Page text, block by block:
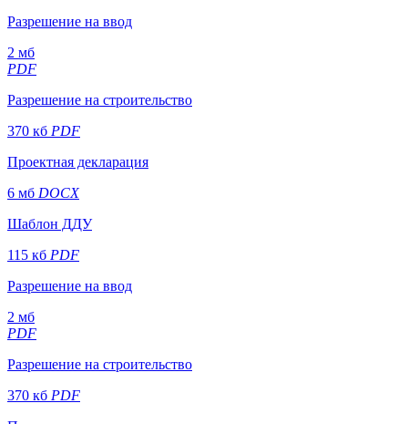
Разрешение на ввод
2 мб
PDF
Разрешение на строительство
370 кб PDF
Проектная декларация
6 мб DOCX
Шаблон ДДУ
115 кб PDF
Разрешение на ввод
2 мб
PDF
Разрешение на строительство
370 кб PDF